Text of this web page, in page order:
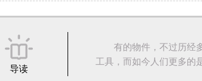
导读
有的物件，不过历经多
工具，而如今人们更多的